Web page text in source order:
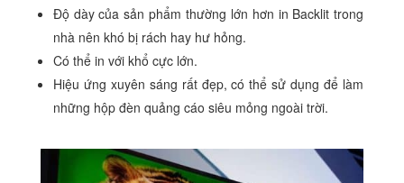
Độ dày của sản phẩm thường lớn hơn in Backlit trong
nhà nên khó bị rách hay hư hỏng.
Có thể in với khổ cực lớn.
Hiệu ứng xuyên sáng rất đẹp, có thể sử dụng để làm
những hộp đèn quảng cáo siêu mỏng ngoài trời.